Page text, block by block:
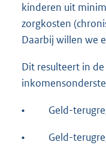
kinderen uit
zorgkosten
Daarbij willen we
Dit resulteert in
• Geld-
•
Geld-